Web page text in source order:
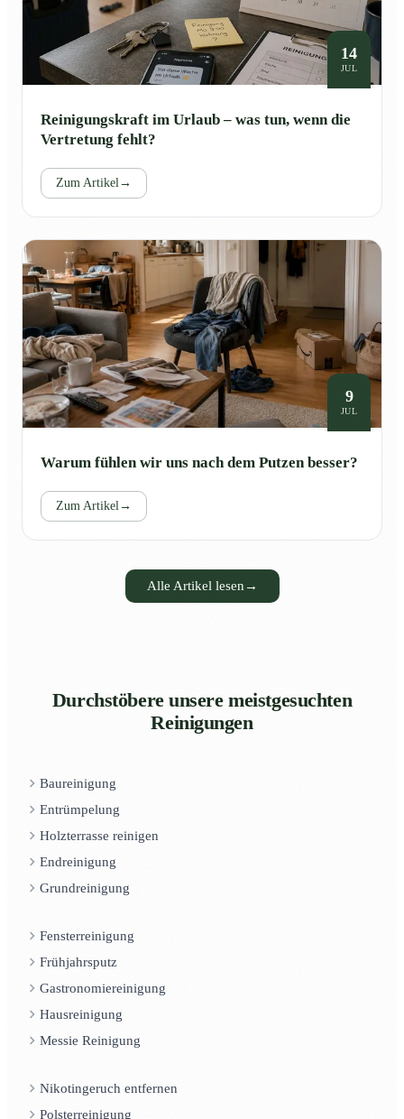
14
JUL
Reinigungskraft im Urlaub – was tun, wenn die
Vertretung fehlt?
Zum Artikel →
9
JUL
Warum fühlen wir uns nach dem Putzen besser?
Zum Artikel →
Alle Artikel lesen →
Durchstöbere unsere meistgesuchten
Reinigungen
Baureinigung
Entrümpelung
Holzterrasse reinigen
Endreinigung
Grundreinigung
Fensterreinigung
Frühjahrsputz
Gastronomiereinigung
Hausreinigung
Messie Reinigung
Nikotingeruch entfernen
Polsterreinigung